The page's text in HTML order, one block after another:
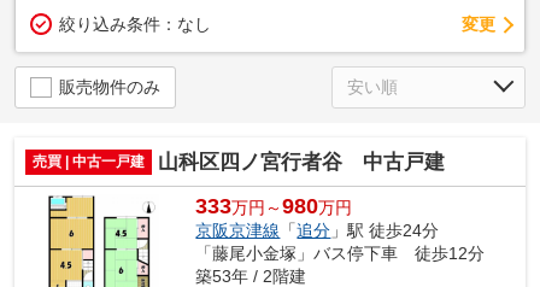
絞り込み条件： なし 変更
販売物件のみ
売買 | 中古一戸建 山科区四ノ宮行者谷 中古戸建
333万円～980万円
京阪京津線 「追分 」駅 徒歩24分
「藤尾小金塚」バス停下車 徒歩12分
築53年 / 2階建